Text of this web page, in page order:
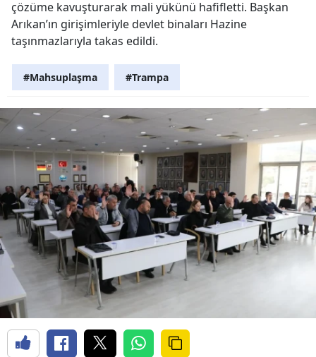
çözüme kavuşturarak mali yükünü hafifletti. Başkan
Arıkan’ın girişimleriyle devlet binaları Hazine
taşınmazlarıyla takas edildi.
#Mahsuplaşma #Trampa